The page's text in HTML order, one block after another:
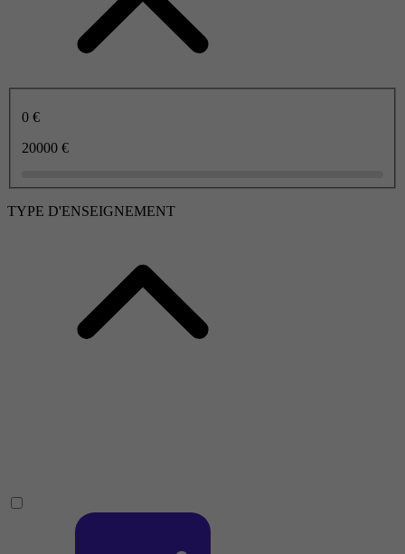
0 €
20000 €
TYPE D'ENSEIGNEMENT